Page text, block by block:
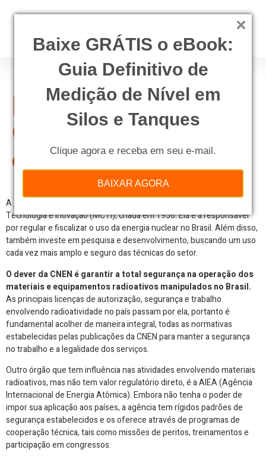
Baixe GRÁTIS o eBook:
Guia Definitivo de
Medição de Nível em
Silos e Tanques
Clique agora e receba em seu e-mail.
BAIXAR AGORA
Entenda o dever da
CNEN em unidades
offshore
ACNEN
Tecnologia e Inovação (MCTI), criada em 1956. Ela é a responsável
por regular e fiscalizar o uso da energia nuclear no Brasil. Além disso,
também investe em pesquisa e desenvolvimento, buscando um uso
cada vez mais amplo e seguro das técnicas do setor.
O dever da CNEN é garantir a total segurança na operação dos
materiais e equipamentos radioativos manipulados no Brasil.
As principais licenças de autorização, segurança e trabalho
envolvendo radioatividade no país passam por ela, portanto é
fundamental acolher de maneira integral, todas as normativas
estabelecidas pelas publicações da CNEN para manter a segurança
no trabalho e a legalidade dos serviços.
Outro órgão que tem influência nas atividades envolvendo materiais
radioativos, mas não tem valor regulatório direto, é a AIEA (Agência
Internacional de Energia Atômica). Embora não tenha o poder de
impor sua aplicação aos países, a agência tem rígidos padrões de
segurança estabelecidos e os oferece através de programas de
cooperação técnica, tais como missões de peritos, treinamentos e
participação em congressos.